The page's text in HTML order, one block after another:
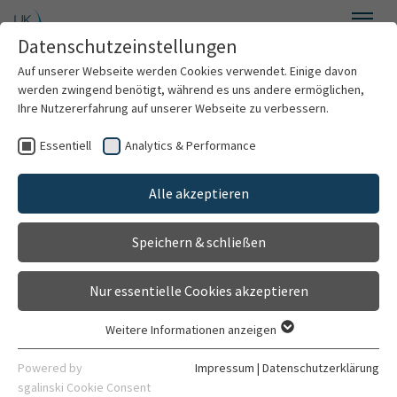
Zum Hauptinhalt springen
Willkommen
Über uns
Infothek
Vertretung von Schwerbehinderten
Personalrat
TV-UK
Tarifvertrag der Unikliniken BW
Datenschutzeinstellungen
Auf unserer Webseite werden Cookies verwendet. Einige davon
werden zwingend benötigt, während es uns andere ermöglichen,
Ihre Nutzererfahrung auf unserer Webseite zu verbessern.
Essentiell Analytics & Performance
Alle akzeptieren
Speichern & schließen
Nur essentielle Cookies akzeptieren
Essentielle Cookies werden für grundlegende Funktionen der
Webseite benötigt. Dadurch ist gewährleistet, dass die
Weitere Informationen anzeigen
Powered by
sgalinski Cookie Consent
Impressum | Datenschutzerklärung